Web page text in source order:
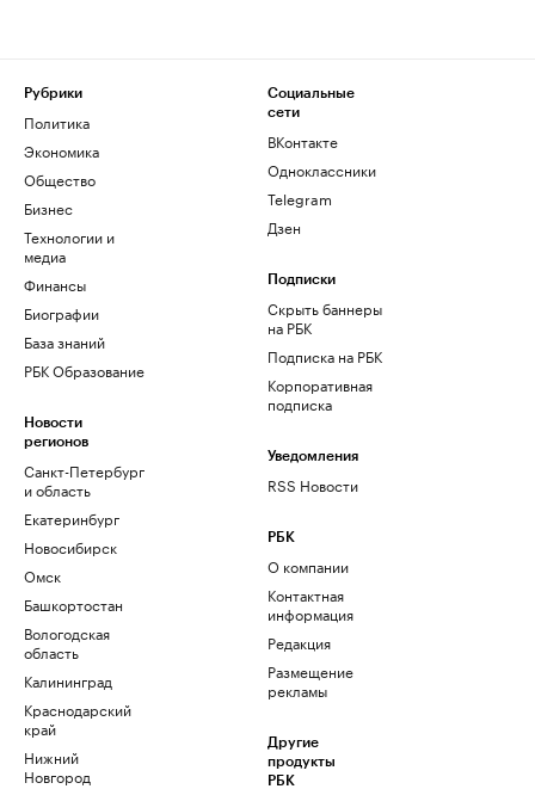
Рубрики
Политика
Экономика
Общество
Бизнес
Технологии и
медиа
Финансы
Биографии
База знаний
РБК Образование
Новости
регионов
Санкт-Петербург
и область
Екатеринбург
Новосибирск
Омск
Башкортостан
Вологодская
область
Калининград
Краснодарский
край
Нижний
Новгород
Социальные
сети
ВКонтакте
Одноклассники
Telegram
Дзен
Подписки
Скрыть баннеры
на РБК
Подписка на РБК
Корпоративная
подписка
Уведомления
RSS Новости
РБК
О компании
Контактная
информация
Редакция
Размещение
рекламы
Другие
продукты
РБК